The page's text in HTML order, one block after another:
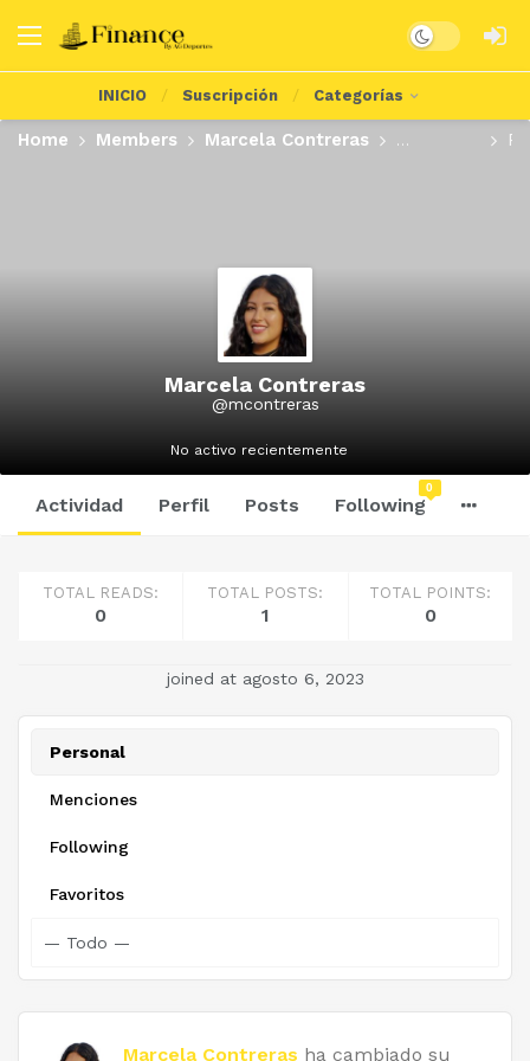
Dark mode
INICIO Suscripción Categorías
Home Members Marcela Contreras Actividad
Marcela Contreras
@mcontreras
No activo recientemente
Actividad Perfil Posts Following
0
TOTAL READS:
0
TOTAL POSTS:
1
TOTAL POINTS:
0
joined at agosto 6, 2023
Personal
Menciones
Following
Favoritos
Marcela Contreras ha cambiado su